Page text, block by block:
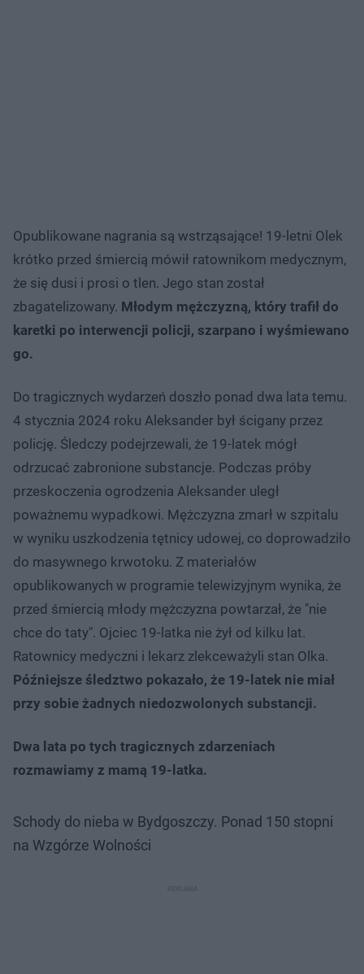
Opublikowane nagrania są wstrząsające! 19-letni Olek
krótko przed śmiercią mówił ratownikom medycznym,
że się dusi i prosi o tlen. Jego stan został
zbagatelizowany. Młodym mężczyzną, który trafił do
karetki po interwencji policji, szarpano i wyśmiewano
go.
Do tragicznych wydarzeń doszło ponad dwa lata temu.
4 stycznia 2024 roku Aleksander był ścigany przez
policję. Śledczy podejrzewali, że 19-latek mógł
odrzucać zabronione substancje. Podczas próby
przeskoczenia ogrodzenia Aleksander uległ
poważnemu wypadkowi. Mężczyzna zmarł w szpitalu
w wyniku uszkodzenia tętnicy udowej, co doprowadziło
do masywnego krwotoku. Z materiałów
opublikowanych w programie telewizyjnym wynika, że
przed śmiercią młody mężczyzna powtarzał, że "nie
chce do taty". Ojciec 19-latka nie żył od kilku lat.
Ratownicy medyczni i lekarz zlekceważyli stan Olka.
Późniejsze śledztwo pokazało, że 19-latek nie miał
przy sobie żadnych niedozwolonych substancji.
Dwa lata po tych tragicznych zdarzeniach
rozmawiamy z mamą 19-latka.
Schody do nieba w Bydgoszczy. Ponad 150 stopni
na Wzgórze Wolności